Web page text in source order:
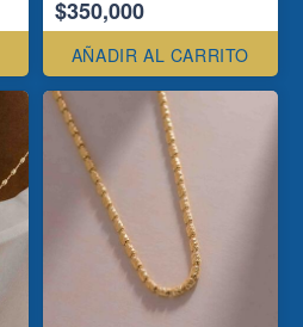
$350,000
AÑADIR AL CARRITO